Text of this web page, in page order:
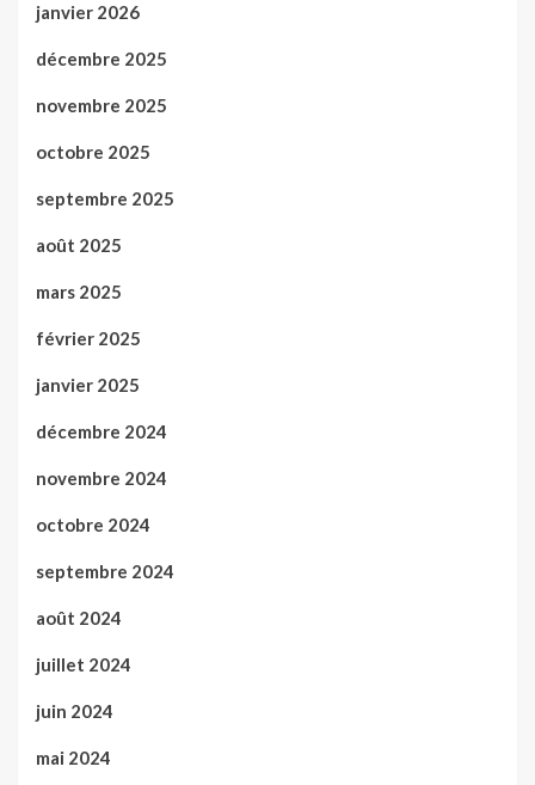
janvier 2026
décembre 2025
novembre 2025
octobre 2025
septembre 2025
août 2025
mars 2025
février 2025
janvier 2025
décembre 2024
novembre 2024
octobre 2024
septembre 2024
août 2024
juillet 2024
juin 2024
mai 2024